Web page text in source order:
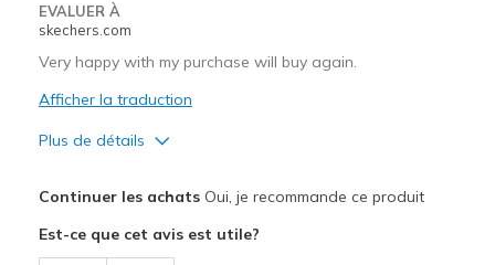
EVALUER À
skechers.com
Very happy with my purchase will buy again.
Afficher la traduction
Plus de détails
Comfortable
Continuer les achatsOui, je recommande ce produit
Est-ce que cet avis est utile?